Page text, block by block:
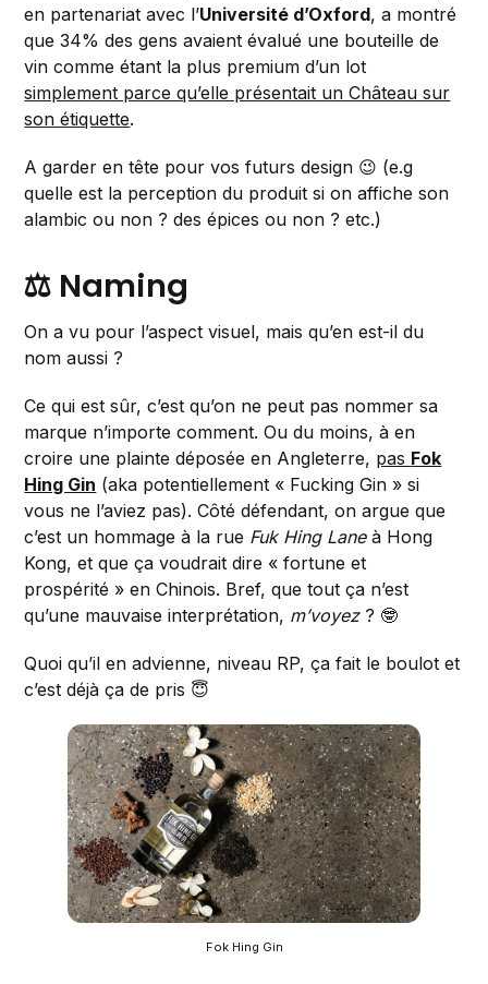
en partenariat avec l’Université d’Oxford, a montré
que 34% des gens avaient évalué une bouteille de
vin comme étant la plus premium d’un lot
simplement parce qu’elle présentait un Château sur
son étiquette.
A garder en tête pour vos futurs design 😉 (e.g
quelle est la perception du produit si on affiche son
alambic ou non ? des épices ou non ? etc.)
⚖️ Naming
On a vu pour l’aspect visuel, mais qu’en est-il du
nom aussi ?
Ce qui est sûr, c’est qu’on ne peut pas nommer sa
marque n’importe comment. Ou du moins, à en
croire une plainte déposée en Angleterre, pas Fok
Hing Gin (aka potentiellement « Fucking Gin » si
vous ne l’aviez pas). Côté défendant, on argue que
c’est un hommage à la rue Fuk Hing Laneà Hong
Kong, et que ça voudrait dire « fortune et
prospérité » en Chinois. Bref, que tout ça n’est
qu’une mauvaise interprétation, m’voyez? 🤓
Quoi qu’il en advienne, niveau RP, ça fait le boulot et
c’est déjà ça de pris 😇
Fok Hing Gin